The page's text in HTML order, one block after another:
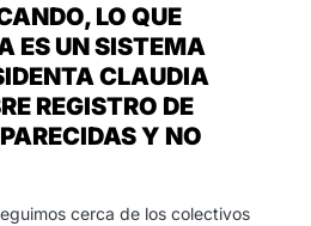
LO QUE
ES UN SISTEMA
CLAUDIA
REGISTRO DE
Y NO
cerca de los colectivos